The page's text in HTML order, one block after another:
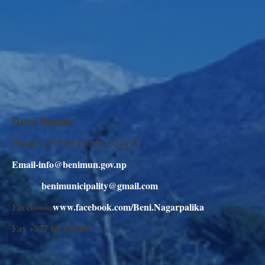
Beni Bazar
Phone: +977 69 520120, 521095
Email-info@benimun.gov.np
benimunicipality@gmail.com
Facebook-www.facebook.com/Beni.Nagarpalika
Fax +977 69 521095